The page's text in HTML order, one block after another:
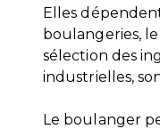
Elles
boulangeries,
sélection des
industrielles,
Le boulanger